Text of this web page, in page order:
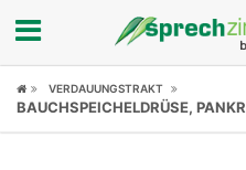
FokusVERDAUUNGSTRAKT
BAUCHSPEICHELDRÜSE,